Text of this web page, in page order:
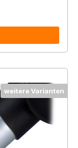
weitere Varianten